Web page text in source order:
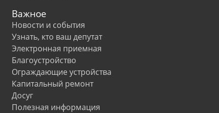
Важное
Новости и события
Узнать, кто ваш депутат
Электронная приемная
Благоустройство
Ограждающие устройства
Капитальный ремонт
Досуг
Полезная информация